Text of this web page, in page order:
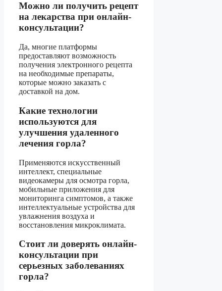
Можно ли получить рецепт
на лекарства при онлайн-
консультации?
Да, многие платформы
предоставляют возможность
получения электронного рецепта
на необходимые препараты,
которые можно заказать с
доставкой на дом.
Какие технологии
используются для
улучшения удаленного
лечения горла?
Применяются искусственный
интеллект, специальные
видеокамеры для осмотра горла,
мобильные приложения для
мониторинга симптомов, а также
интеллектуальные устройства для
увлажнения воздуха и
восстановления микроклимата.
Стоит ли доверять онлайн-
консультации при
серьезных заболеваниях
горла?